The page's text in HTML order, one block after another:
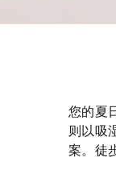
您的夏
则以吸
案。徒